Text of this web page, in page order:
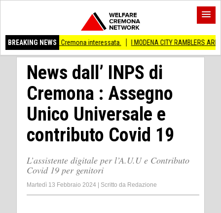
BREAKING NEWS
di Cremona interessata. I MODENA CITY RAMBLERS ARRIVANO A
News dall’ INPS di
Cremona : Assegno
Unico Universale e
contributo Covid 19
L’assistente digitale per l’A.U.U e Contributo
Covid 19 per genitori
Martedì 13 Febbraio 2024 Scritto da Redazione